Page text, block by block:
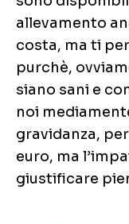
allevamento
costa, ma ti
purchè,
siano sani e
noi
gravidanza,
euro, ma
giustificare